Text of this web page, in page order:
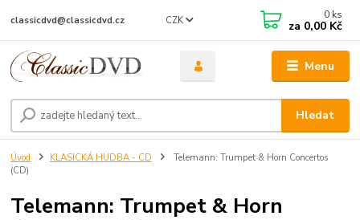
Menu
CZK
Hledat
classicdvd@classicdvd.cz 0 ks
za 0,00 Kč
Úvod KLASICKÁ HUDBA - CD
Telemann: Trumpet & Horn Concertos
(CD)
Telemann: Trumpet & Horn